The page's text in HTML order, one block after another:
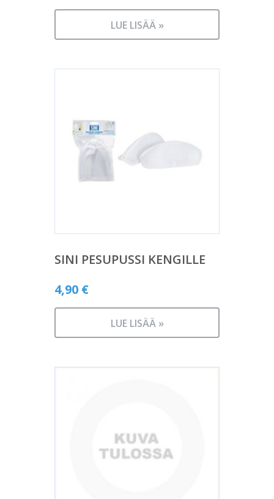
LUE LISÄÄ »
SINI PESUPUSSI KENGILLE
4,90 €
LUE LISÄÄ »